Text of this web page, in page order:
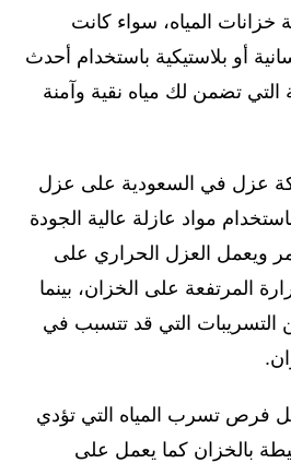
خزانات المياه، سواء كانت
أو بلاستيكية باستخدام أحدث
التي تضمن لك مياه نقية وآمنة
عزل في السعودية على عزل
مواد عازلة عالية الجودة
ويعمل العزل الحراري على
المرتفعة على الخزان، بينما
التسريبات التي قد تتسبب في
فرص تسرب المياه التي تؤدي
بالخزان كما يعمل على